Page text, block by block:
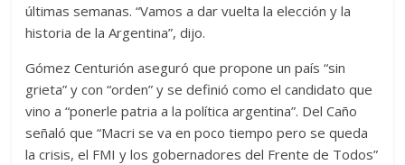
últimas semanas. “Vamos a dar vuelta la elección y la
historia de la Argentina”, dijo.
Gómez Centurión aseguró que propone un país “sin
grieta” y con “orden” y se definió como el candidato que
vino a “ponerle patria a la política argentina”. Del Caño
señaló que “Macri se va en poco tiempo pero se queda
la crisis, el FMI y los gobernadores del Frente de Todos”